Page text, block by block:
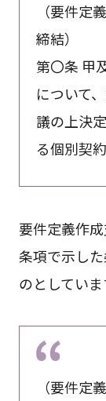
（要件定
締結）
第〇条 甲
について
議の上決
る個別契
要件定義作
条項で示し
のとしていま
（要件定